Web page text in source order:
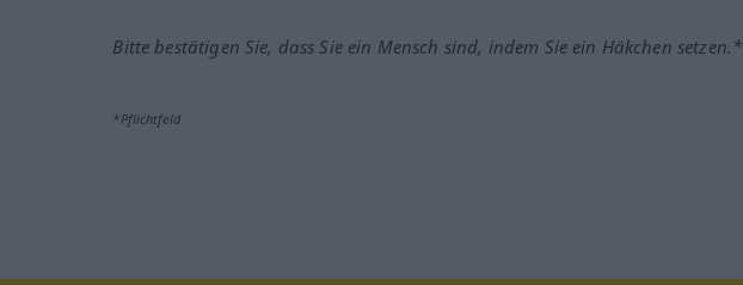
Bitte bestätigen Sie, dass Sie ein Mensch sind, indem Sie ein Häkchen setzen.*
*Pflichtfeld